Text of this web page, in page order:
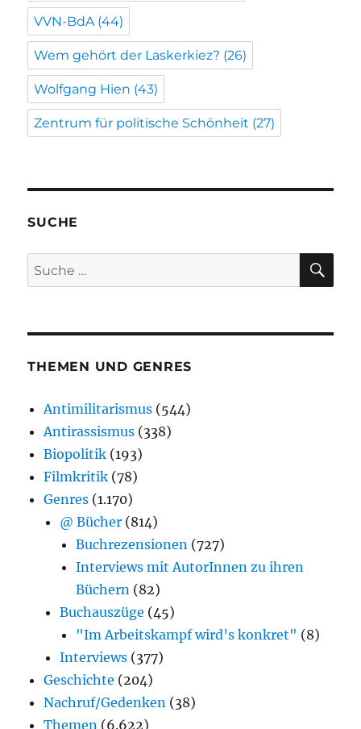
VVN-BdA (44)
Wem gehört der Laskerkiez? (26)
Wolfgang Hien (43)
Zentrum für politische Schönheit (27)
SUCHE
Suche
nach:
THEMEN UND GENRES
Antimilitarismus (544)
Antirassismus (338)
Biopolitik (193)
Filmkritik (78)
Genres (1.170)
@ Bücher (814)
Buchrezensionen (727)
Interviews mit AutorInnen zu ihren
Büchern (82)
Buchauszüge (45)
"Im Arbeitskampf wird’s konkret" (8)
Interviews (377)
Geschichte (204)
Nachruf/Gedenken (38)
Themen (6.622)